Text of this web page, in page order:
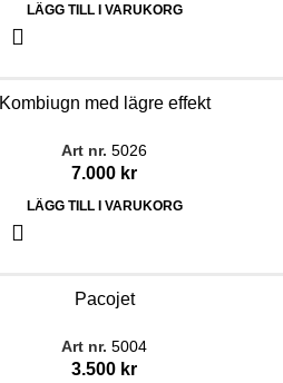
LÄGG TILL I VARUKORG
Kombiugn med lägre effekt
Art nr. 5026
7.000 kr
LÄGG TILL I VARUKORG
Pacojet
Art nr. 5004
3.500 kr